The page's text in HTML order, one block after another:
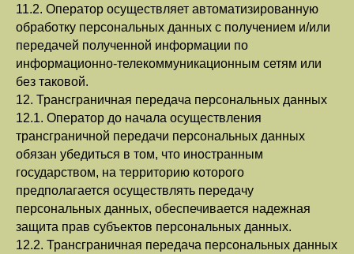
11.2. Оператор осуществляет автоматизированную
обработку персональных данных с получением и/или
передачей полученной информации по
информационно-телекоммуникационным сетям или
без таковой.
12. Трансграничная передача персональных данных
12.1. Оператор до начала осуществления
трансграничной передачи персональных данных
обязан убедиться в том, что иностранным
государством, на территорию которого
предполагается осуществлять передачу
персональных данных, обеспечивается надежная
защита прав субъектов персональных данных.
12.2. Трансграничная передача персональных данных